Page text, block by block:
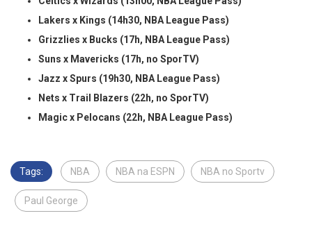
Celtics x Wizards (13h00, NBA League Pass)⁣
Lakers x Kings (14h30, NBA League Pass)⁣
Grizzlies x Bucks (17h, NBA League Pass)⁣
Suns x Mavericks (17h, no SporTV) ⁣
Jazz x Spurs (19h30, NBA League Pass)⁣
Nets x Trail Blazers (22h, no SporTV)
Magic x Pelocans (22h, NBA League Pass)⁣
Tags: NBA NBA na ESPN NBA no Sportv
Paul George